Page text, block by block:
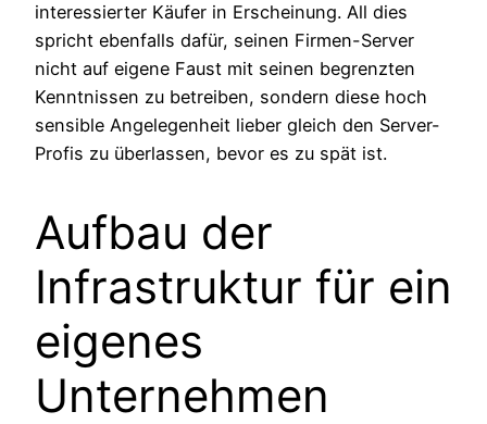
interessierter Käufer in Erscheinung. All dies
spricht ebenfalls dafür, seinen Firmen-Server
nicht auf eigene Faust mit seinen begrenzten
Kenntnissen zu betreiben, sondern diese hoch
sensible Angelegenheit lieber gleich den Server-
Profis zu überlassen, bevor es zu spät ist.
Aufbau der
Infrastruktur für ein
eigenes
Unternehmen